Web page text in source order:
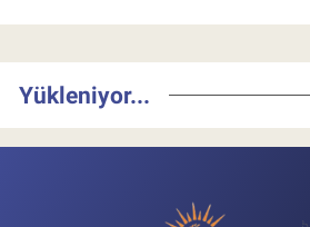
Yükleniyor...